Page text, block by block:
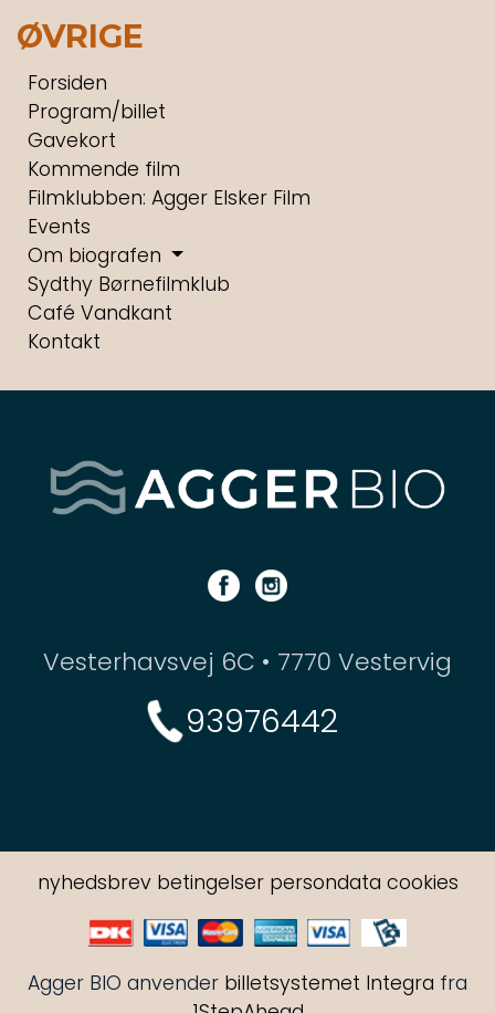
ØVRIGE
Forsiden
Program/billet
Gavekort
Kommende film
Filmklubben: Agger Elsker Film
Events
Om biografen
Sydthy Børnefilmklub
Café Vandkant
Kontakt
Vesterhavsvej 6C • 7770 Vestervig
93976442
nyhedsbrev betingelser persondata cookies
Agger BIO anvender billetsystemet Integra fra